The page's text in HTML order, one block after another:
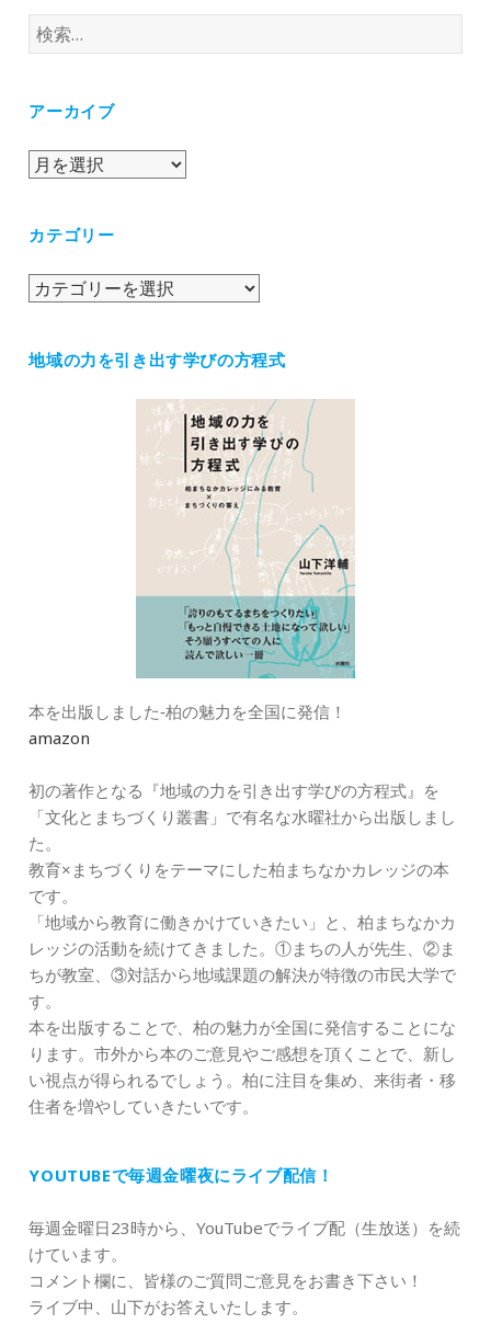
検
索:
アーカイブ
ア
イ
カテゴリー
カ
リ
地域の力を引き出す学びの方程式
本を出版しました‐柏の魅力を全国に発信！
amazon
初の著作となる『地域の力を引き出す学びの方程式』を
「文化とまちづくり叢書」で有名な水曜社から出版しまし
た。
教育×まちづくりをテーマにした柏まちなかカレッジの本
です。
「地域から教育に働きかけていきたい」と、柏まちなかカ
レッジの活動を続けてきました。①まちの人が先生、②ま
ちが教室、③対話から地域課題の解決が特徴の市民大学で
す。
本を出版することで、柏の魅力が全国に発信することにな
ります。市外から本のご意見やご感想を頂くことで、新し
い視点が得られるでしょう。柏に注目を集め、来街者・移
住者を増やしていきたいです。
YOUTUBEで毎週金曜夜にライブ配信！
毎週金曜日23時から、YouTubeでライブ配（生放送）を続
けています。
コメント欄に、皆様のご質問ご意見をお書き下さい！
ライブ中、山下がお答えいたします。